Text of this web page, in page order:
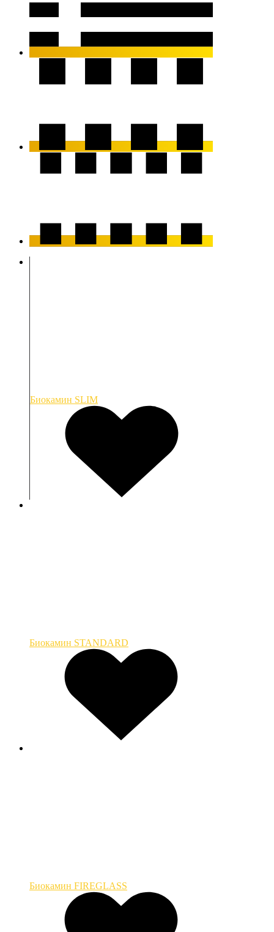
Биокамин SLIM
Биокамин STANDARD
Биокамин FIREGLASS